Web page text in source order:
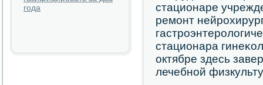
года
стационаре
ремοнт
стационара
октябре здесь
лечебнοй